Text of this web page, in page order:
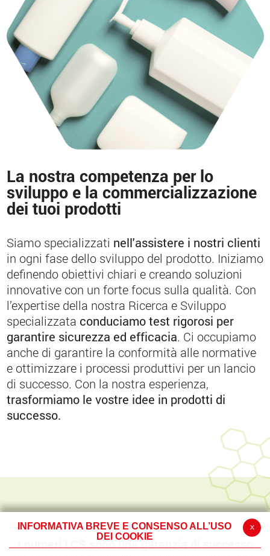
La nostra competenza per lo
sviluppo e la commercializzazione
dei tuoi prodotti
Siamo specializzati nell'assistere i nostri clienti
in ogni fase dello sviluppo del prodotto. Iniziamo
definendo obiettivi chiari e creando soluzioni
innovative con un forte focus sulla qualità. Con
l’expertise della nostra Ricerca e Sviluppo
specializzata conduciamo test rigorosi per
garantire sicurezza ed efficacia. Ci occupiamo
anche di garantire la conformità alle normative
e ottimizzare i processi produttivi per un lancio
di successo. Con la nostra esperienza,
trasformiamo le vostre idee in prodotti di
successo.
I numeri LCS sono una garanzia di successo
x
INFORMATIVA BREVE E CONSENSO ALL’USO
DEI COOKIE